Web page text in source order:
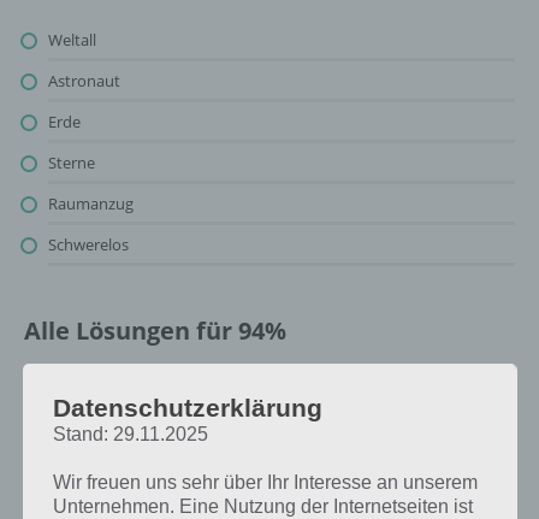
Weltall
Astronaut
Erde
Sterne
Raumanzug
Schwerelos
Alle Lösungen für 94%
Da die Reihenfolge bei jedem Spieler anders ist, können wir dir nicht
das exakte Level anzeigen, weshalb du über unsere Komplettlösung
Antworten findest!
Datenschutzerklärung
Stand: 29.11.2025
Wir freuen uns sehr über Ihr Interesse an unserem
Unternehmen. Eine Nutzung der Internetseiten ist